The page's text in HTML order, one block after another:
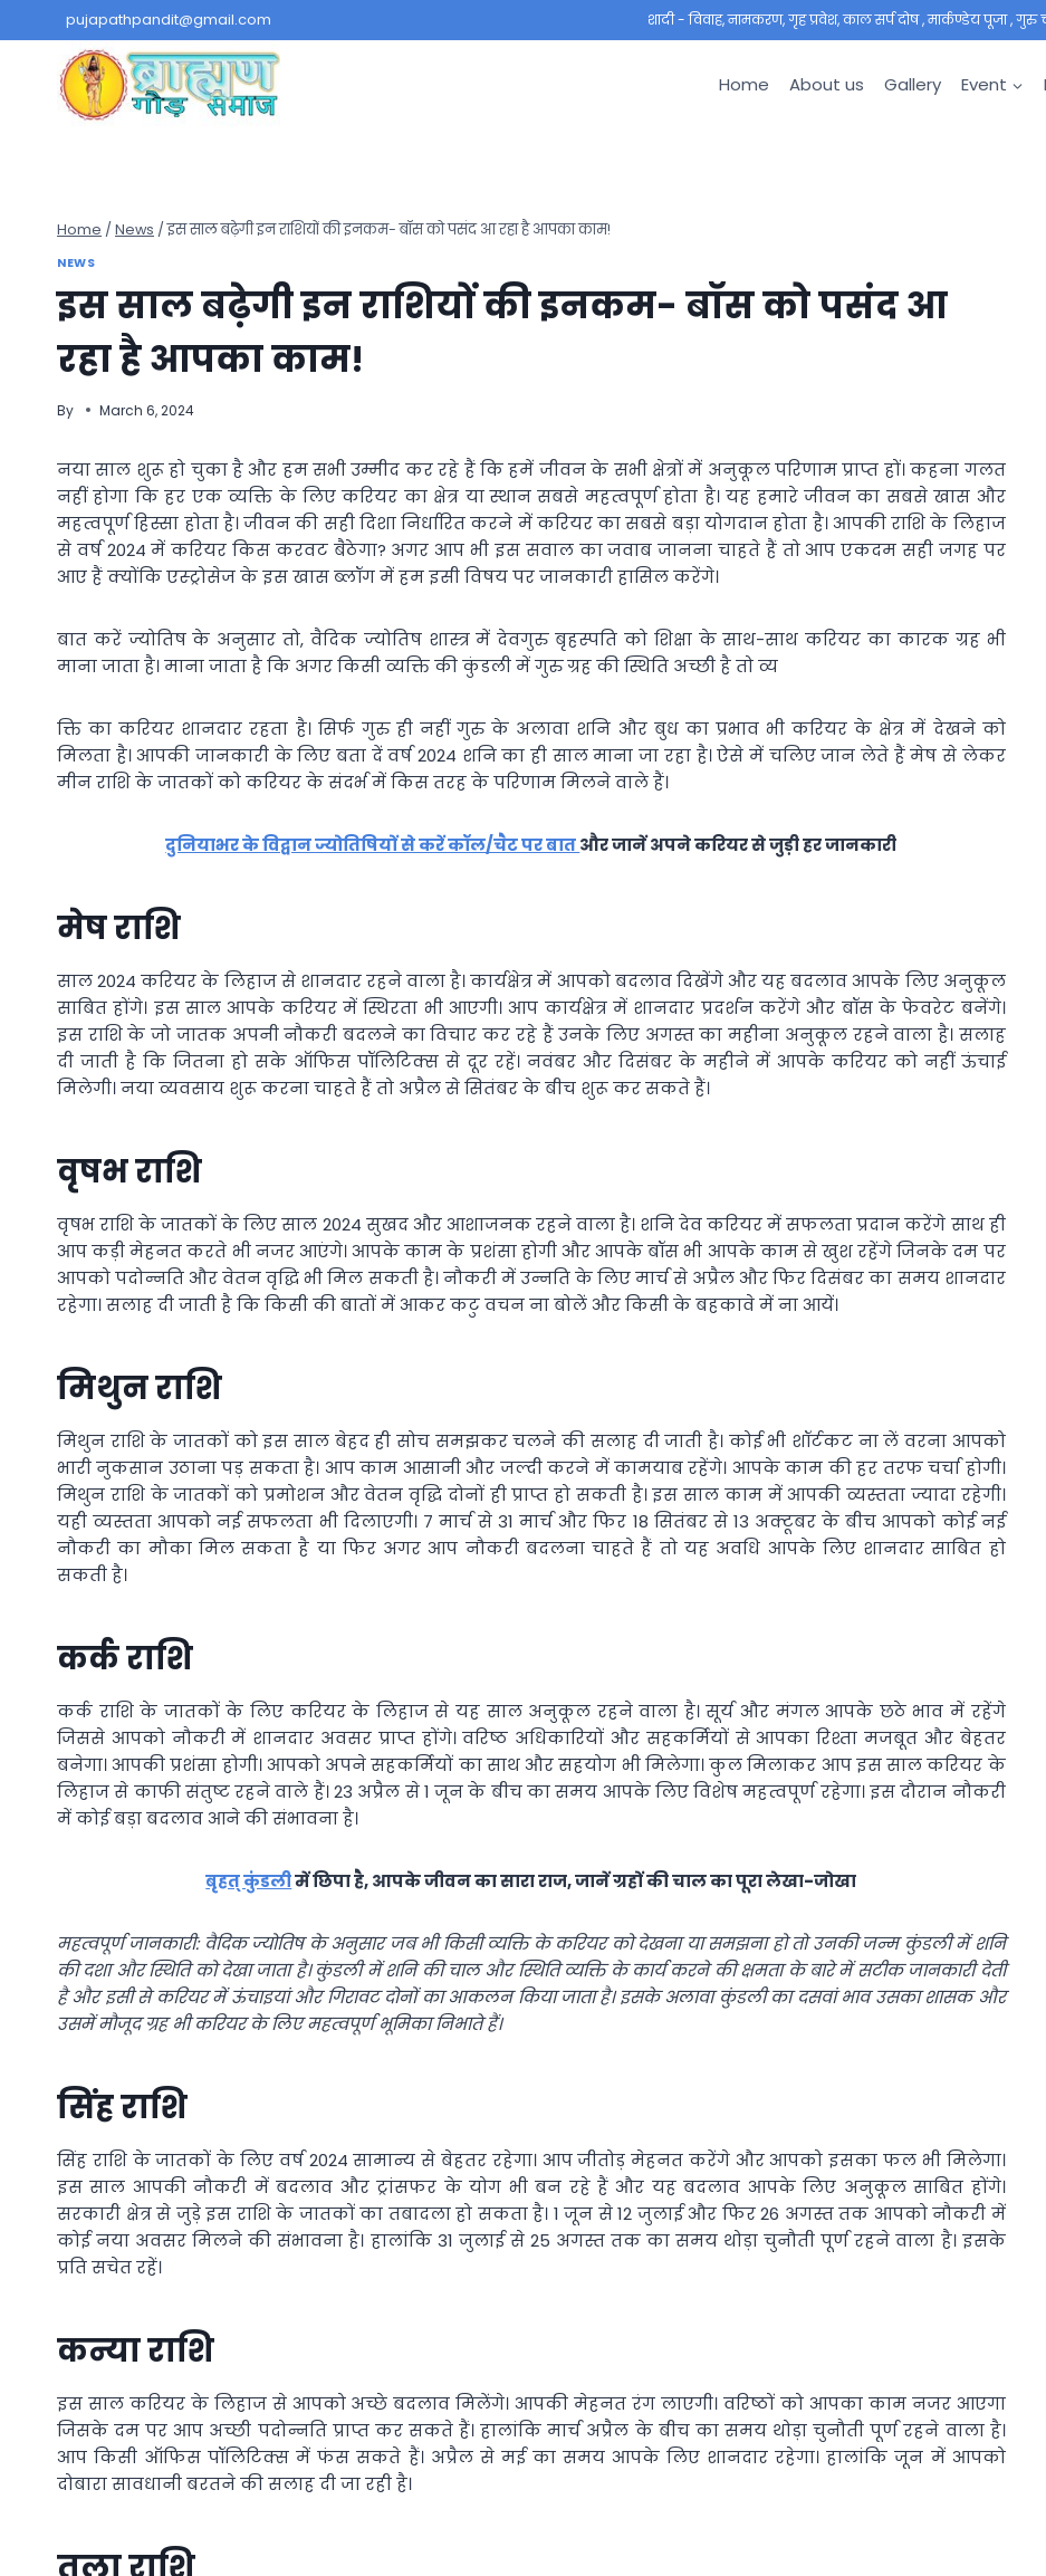
to
content
pujapathpandit@gmail.com शादी - विवाह, नामकरण, गृह प्रवेश, काल सर्प दोष , मार्कण्डेय पूजा , गुरु
Home About us Gallery Event
Home / News / इस साल बढ़ेगी इन राशियों की इनकम- बॉस को पसंद आ रहा है आपका काम!
NEWS
इस साल बढ़ेगी इन राशियों की इनकम- बॉस को पसंद आ
रहा है आपका काम!
By March 6, 2024
नया साल शुरू हो चुका है और हम सभी उम्मीद कर रहे हैं कि हमें जीवन के सभी क्षेत्रों में अनुकूल परिणाम प्राप्त हों। कहना गलत
नहीं होगा कि हर एक व्यक्ति के लिए करियर का क्षेत्र या स्थान सबसे महत्वपूर्ण होता है। यह हमारे जीवन का सबसे खास और
महत्वपूर्ण हिस्सा होता है। जीवन की सही दिशा निर्धारित करने में करियर का सबसे बड़ा योगदान होता है। आपकी राशि के लिहाज
से वर्ष 2024 में करियर किस करवट बैठेगा? अगर आप भी इस सवाल का जवाब जानना चाहते हैं तो आप एकदम सही जगह पर
आए हैं क्योंकि एस्ट्रोसेज के इस खास ब्लॉग में हम इसी विषय पर जानकारी हासिल करेंगे।
बात करें ज्योतिष के अनुसार तो, वैदिक ज्योतिष शास्त्र में देवगुरु बृहस्पति को शिक्षा के साथ-साथ करियर का कारक ग्रह भी
माना जाता है। माना जाता है कि अगर किसी व्यक्ति की कुंडली में गुरु ग्रह की स्थिति अच्छी है तो व्य
क्ति का करियर शानदार रहता है। सिर्फ गुरु ही नहीं गुरु के अलावा शनि और बुध का प्रभाव भी करियर के क्षेत्र में देखने को
मिलता है। आपकी जानकारी के लिए बता दें वर्ष 2024 शनि का ही साल माना जा रहा है। ऐसे में चलिए जान लेते हैं मेष से लेकर
मीन राशि के जातकों को करियर के संदर्भ में किस तरह के परिणाम मिलने वाले हैं।
दुनियाभर के विद्वान ज्योतिषियों से करें कॉल/चैट पर बातऔर जानें अपने करियर से जुड़ी हर जानकारी
मेष राशि
साल 2024 करियर के लिहाज से शानदार रहने वाला है। कार्यक्षेत्र में आपको बदलाव दिखेंगे और यह बदलाव आपके लिए अनुकूल
साबित होंगे। इस साल आपके करियर में स्थिरता भी आएगी। आप कार्यक्षेत्र में शानदार प्रदर्शन करेंगे और बॉस के फेवरेट बनेंगे।
इस राशि के जो जातक अपनी नौकरी बदलने का विचार कर रहे हैं उनके लिए अगस्त का महीना अनुकूल रहने वाला है। सलाह
दी जाती है कि जितना हो सके ऑफिस पॉलिटिक्स से दूर रहें। नवंबर और दिसंबर के महीने में आपके करियर को नहीं ऊंचाई
मिलेगी। नया व्यवसाय शुरू करना चाहते हैं तो अप्रैल से सितंबर के बीच शुरू कर सकते हैं।
वृषभ राशि
वृषभ राशि के जातकों के लिए साल 2024 सुखद और आशाजनक रहने वाला है। शनि देव करियर में सफलता प्रदान करेंगे साथ ही
आप कड़ी मेहनत करते भी नजर आएंगे। आपके काम के प्रशंसा होगी और आपके बॉस भी आपके काम से खुश रहेंगे जिनके दम पर
आपको पदोन्नति और वेतन वृद्धि भी मिल सकती है। नौकरी में उन्नति के लिए मार्च से अप्रैल और फिर दिसंबर का समय शानदार
रहेगा। सलाह दी जाती है कि किसी की बातों में आकर कटु वचन ना बोलें और किसी के बहकावे में ना आयें।
मिथुन राशि
मिथुन राशि के जातकों को इस साल बेहद ही सोच समझकर चलने की सलाह दी जाती है। कोई भी शॉर्टकट ना लें वरना आपको
भारी नुकसान उठाना पड़ सकता है। आप काम आसानी और जल्दी करने में कामयाब रहेंगे। आपके काम की हर तरफ चर्चा होगी।
मिथुन राशि के जातकों को प्रमोशन और वेतन वृद्धि दोनों ही प्राप्त हो सकती है। इस साल काम में आपकी व्यस्तता ज्यादा रहेगी।
यही व्यस्तता आपको नई सफलता भी दिलाएगी। 7 मार्च से 31 मार्च और फिर 18 सितंबर से 13 अक्टूबर के बीच आपको कोई नई
नौकरी का मौका मिल सकता है या फिर अगर आप नौकरी बदलना चाहते हैं तो यह अवधि आपके लिए शानदार साबित हो
सकती है।
कर्क राशि
कर्क राशि के जातकों के लिए करियर के लिहाज से यह साल अनुकूल रहने वाला है। सूर्य और मंगल आपके छठे भाव में रहेंगे
जिससे आपको नौकरी में शानदार अवसर प्राप्त होंगे। वरिष्ठ अधिकारियों और सहकर्मियों से आपका रिश्ता मजबूत और बेहतर
बनेगा। आपकी प्रशंसा होगी। आपको अपने सहकर्मियों का साथ और सहयोग भी मिलेगा। कुल मिलाकर आप इस साल करियर के
लिहाज से काफी संतुष्ट रहने वाले हैं। 23 अप्रैल से 1 जून के बीच का समय आपके लिए विशेष महत्वपूर्ण रहेगा। इस दौरान नौकरी
में कोई बड़ा बदलाव आने की संभावना है।
बृहत् कुंडलीमें छिपा है, आपके जीवन का सारा राज, जानें ग्रहों की चाल का पूरा लेखा-जोखा
महत्वपूर्ण जानकारी: वैदिक ज्योतिष के अनुसार जब भी किसी व्यक्ति के करियर को देखना या समझना हो तो उनकी जन्म कुंडली में शनि
की दशा और स्थिति को देखा जाता है। कुंडली में शनि की चाल और स्थिति व्यक्ति के कार्य करने की क्षमता के बारे में सटीक जानकारी देती
है और इसी से करियर में ऊंचाइयां और गिरावट दोनों का आकलन किया जाता है। इसके अलावा कुंडली का दसवां भाव उसका शासक और
उसमें मौजूद ग्रह भी करियर के लिए महत्वपूर्ण भूमिका निभाते हैं।
सिंह राशि
सिंह राशि के जातकों के लिए वर्ष 2024 सामान्य से बेहतर रहेगा। आप जीतोड़ मेहनत करेंगे और आपको इसका फल भी मिलेगा।
इस साल आपकी नौकरी में बदलाव और ट्रांसफर के योग भी बन रहे हैं और यह बदलाव आपके लिए अनुकूल साबित होंगे।
सरकारी क्षेत्र से जुड़े इस राशि के जातकों का तबादला हो सकता है। 1 जून से 12 जुलाई और फिर 26 अगस्त तक आपको नौकरी में
कोई नया अवसर मिलने की संभावना है। हालांकि 31 जुलाई से 25 अगस्त तक का समय थोड़ा चुनौती पूर्ण रहने वाला है। इसके
प्रति सचेत रहें।
कन्या राशि
इस साल करियर के लिहाज से आपको अच्छे बदलाव मिलेंगे। आपकी मेहनत रंग लाएगी। वरिष्ठों को आपका काम नजर आएगा
जिसके दम पर आप अच्छी पदोन्नति प्राप्त कर सकते हैं। हालांकि मार्च अप्रैल के बीच का समय थोड़ा चुनौती पूर्ण रहने वाला है।
आप किसी ऑफिस पॉलिटिक्स में फंस सकते हैं। अप्रैल से मई का समय आपके लिए शानदार रहेगा। हालांकि जून में आपको
दोबारा सावधानी बरतने की सलाह दी जा रही है।
तुला राशि